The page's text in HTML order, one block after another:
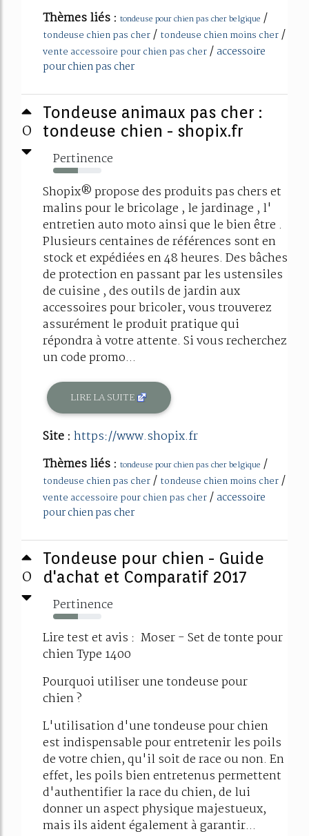
Thèmes liés : tondeuse pour chien pas cher belgique /
tondeuse chien pas cher/ tondeuse chien moins cher/
vente accessoire pour chien pas cher/ accessoire
pour chien pas cher
0
Tondeuse animaux pas cher :
tondeuse chien - shopix.fr
Pertinence
52%
Shopix® propose des produits pas chers et
malins pour le bricolage , le jardinage , l'
entretien auto moto ainsi que le bien être .
Plusieurs centaines de références sont en
stock et expédiées en 48 heures. Des bâches
de protection en passant par les ustensiles
de cuisine , des outils de jardin aux
accessoires pour bricoler, vous trouverez
assurément le produit pratique qui
répondra à votre attente. Si vous recherchez
un code promo...
LIRE LA SUITE
Site : https://www.shopix.fr
Thèmes liés : tondeuse pour chien pas cher belgique /
tondeuse chien pas cher/ tondeuse chien moins cher/
vente accessoire pour chien pas cher/ accessoire
pour chien pas cher
0
Tondeuse pour chien - Guide
d'achat et Comparatif 2017
Pertinence
52%
Lire test et avis : Moser - Set de tonte pour
chien Type 1400
Pourquoi utiliser une tondeuse pour
chien ?
L'utilisation d'une tondeuse pour chien
est indispensable pour entretenir les poils
de votre chien, qu'il soit de race ou non. En
effet, les poils bien entretenus permettent
d'authentifier la race du chien, de lui
donner un aspect physique majestueux,
mais ils aident également à garantir...